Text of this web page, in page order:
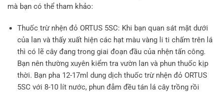
mà bạn có thể tham khảo:
Thuốc trừ nhện đỏ ORTUS 5SC: Khi bạn quan sát mặt dưới
của lan và thấy xuất hiện các hạt màu vàng li ti chấm trên lá
thì có lẽ cây đang trong giai đoạn đầu của nhện tấn công.
Bạn nên thường xuyên kiểm tra vườn lan và phun thuốc kịp
thời. Bạn pha 12-17ml dung dịch thuốc trừ nhện đỏ ORTUS
5SC với 8-10 lít nước, phun đẫm đều tán lá cây trồng rồi